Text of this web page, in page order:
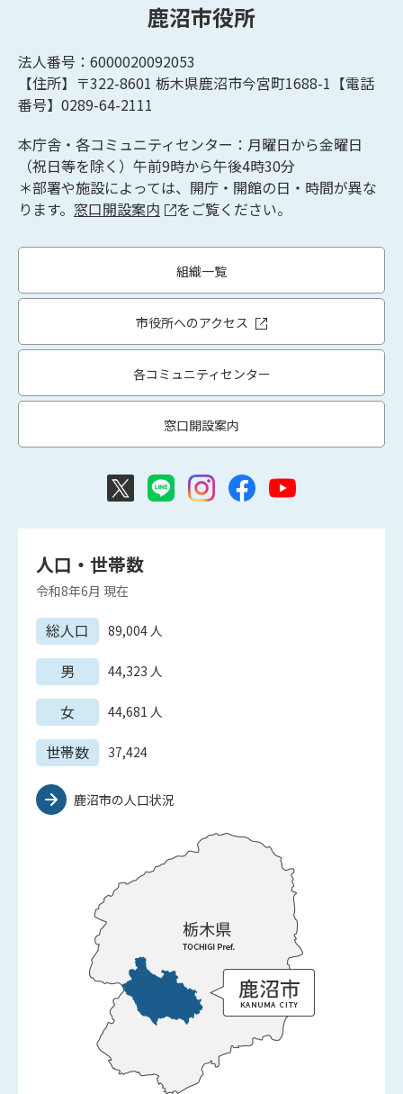
鹿沼市役所
法人番号：6000020092053
【住所】〒322-8601 栃木県鹿沼市今宮町1688-1【電話
番号】0289-64-2111
本庁舎・各コミュニティセンター：月曜日から金曜日
（祝日等を除く）午前9時から午後4時30分
＊部署や施設によっては、開庁・開館の日・時間が異な
ります。 窓口開設案内 をご覧ください。
組織一覧
市役所へのアクセス
各コミュニティセンター
窓口開設案内
人口・世帯数
令和8年6月 現在
総人口 89,004人
男 44,323 人
女 44,681 人
世帯数 37,424
鹿沼市の人口状況